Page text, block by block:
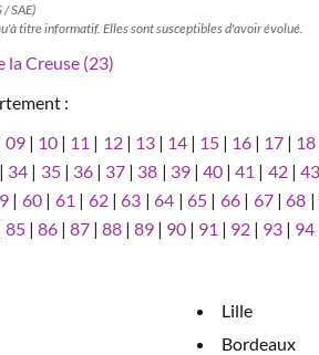
SAE)
titre informatif. Elles sont susceptibles d'avoir évolué.
la Creuse (23)
:
09 | 10 | 11 | 12| 13| 14| 15| 16| 17| 18
34 | 35| 36| 37 | 38 | 39| 40|41 | 42| 43
| 60| 61 | 62|63 |64 | 65| 66| 67|68 |
85 | 86 | 87 | 88 | 89 | 90 | 91 | 92 | 93 | 94
Lille
Bordeaux